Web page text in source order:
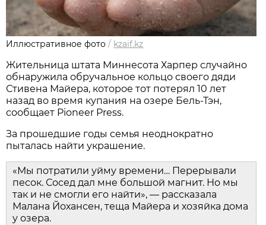
Иллюстративное фото / kzaif.kz
Жительница штата Миннесота Харпер случайно
обнаружила обручальное кольцо своего дяди
Стивена Майера, которое тот потерял 10 лет
назад во время купания на озере Бель-Тэн,
сообщает Pioneer Press.
За прошедшие годы семья неоднократно
пыталась найти украшение.
«Мы потратили уйму времени… Перерывали
песок. Сосед дал мне большой магнит. Но мы
так и не смогли его найти», — рассказала
Малана Йохансен, теща Майера и хозяйка дома
у озера.